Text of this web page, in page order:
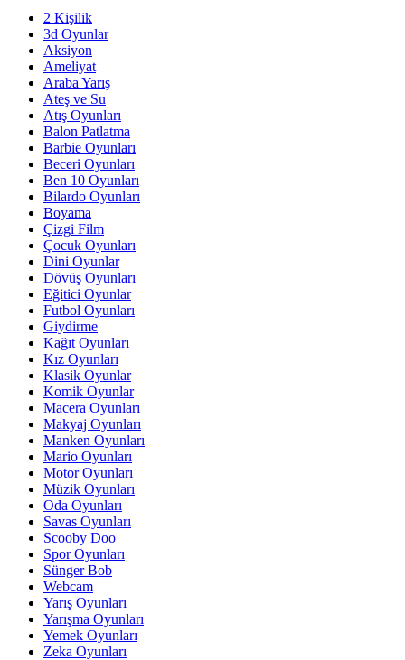
2 Kişilik
3d Oyunlar
Aksiyon
Ameliyat
Araba Yarış
Ateş ve Su
Atış Oyunları
Balon Patlatma
Barbie Oyunları
Beceri Oyunları
Ben 10 Oyunları
Bilardo Oyunları
Boyama
Çizgi Film
Çocuk Oyunları
Dini Oyunlar
Dövüş Oyunları
Eğitici Oyunlar
Futbol Oyunları
Giydirme
Kağıt Oyunları
Kız Oyunları
Klasik Oyunlar
Komik Oyunlar
Macera Oyunları
Makyaj Oyunları
Manken Oyunları
Mario Oyunları
Motor Oyunları
Müzik Oyunları
Oda Oyunları
Savas Oyunları
Scooby Doo
Spor Oyunları
Sünger Bob
Webcam
Yarış Oyunları
Yarışma Oyunları
Yemek Oyunları
Zeka Oyunları